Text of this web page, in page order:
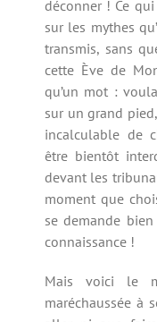
déconner ! Ce
sur les mythes
transmis, sans
cette Ève de
qu’un mot :
sur un grand
incalculable de
être bientôt
devant les
moment que
se demande
connaissance !
Mais voici le
maréchaussée à